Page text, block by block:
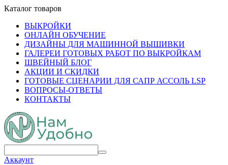
Каталог товаров
ВЫКРОЙКИ
ОНЛАЙН ОБУЧЕНИЕ
ДИЗАЙНЫ ДЛЯ МАШИННОЙ ВЫШИВКИ
ГАЛЕРЕИ ГОТОВЫХ РАБОТ ПО ВЫКРОЙКАМ
ШВЕЙНЫЙ БЛОГ
АКЦИИ И СКИДКИ
ГОТОВЫЕ СЦЕНАРИИ ДЛЯ САПР АССОЛЬ LSP
ВОПРОСЫ-ОТВЕТЫ
КОНТАКТЫ
Аккаунт